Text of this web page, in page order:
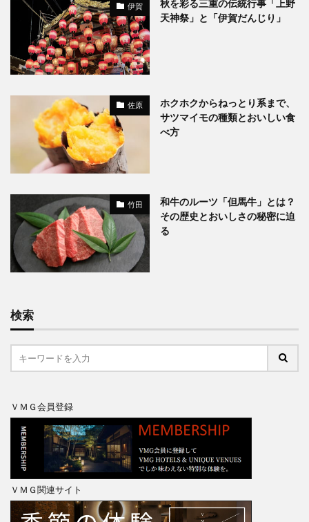
伊賀
秋を彩る三重の伝統行事「上野
天神祭」と「伊賀だんじり」
佐原
ホクホクからねっとり系まで、
サツマイモの種類とおいしい食
べ方
竹田
和牛のルーツ「但馬牛」とは？
その歴史とおいしさの秘密に迫
る
検索
ＶＭＧ会員登録
ＶＭＧ関連サイト